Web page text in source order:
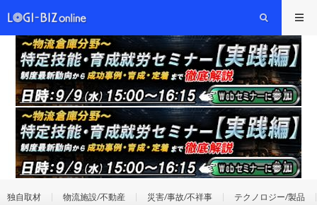
独自取材 物流施設/不動産 災害/事故/不祥事 テクノロジー/製品